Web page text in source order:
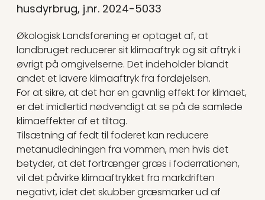
husdyrbrug, j.nr. 2024-5033
Økologisk Landsforening er optaget af, at
landbruget reducerer sit klimaaftryk og sit aftryk i
øvrigt på omgivelserne. Det indeholder blandt
andet et lavere klimaaftryk fra fordøjelsen.
For at sikre, at det har en gavnlig effekt for klimaet,
er det imidlertid nødvendigt at se på de samlede
klimaeffekter af et tiltag.
Tilsætning af fedt til foderet kan reducere
metanudledningen fra vommen, men hvis det
betyder, at det fortrænger græs i foderrationen,
vil det påvirke klimaaftrykket fra markdriften
negativt, idet det skubber græsmarker ud af